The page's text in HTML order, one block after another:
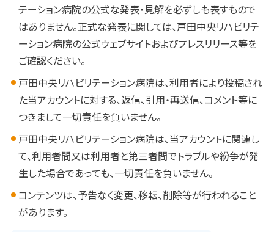
テーション病院の公式な発表・見解を必ずしも表すもので
はありません。正式な発表に関しては、戸田中央リハビリテ
ーション病院の公式ウェブサイトおよびプレスリリース等を
ご確認ください。
戸田中央リハビリテーション病院は、利用者により投稿され
た当アカウントに対する、返信、引用・再送信、コメント等に
つきまして一切責任を負いません。
戸田中央リハビリテーション病院は、当アカウントに関連し
て、利用者間又は利用者と第三者間でトラブルや紛争が発
生した場合であっても、一切責任を負いません。
コンテンツは、予告なく変更、移転、削除等が行われること
があります。